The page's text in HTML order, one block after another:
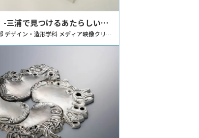
-三浦で見つけるあたらしいと
賀、三浦半島の魅力を紹介す
デザイン・造形学科 メディア映像クリエ